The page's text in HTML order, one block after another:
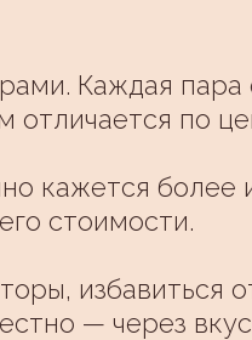
Каждая пара
отличается по
кажется более
стоимости.
избавиться
— через